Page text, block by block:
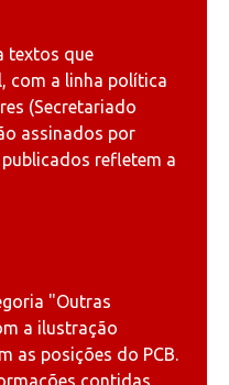
textos que
com a linha política
(Secretariado
assinados por
refletem a
"Outras
a ilustração
as posições do PCB.
contidas